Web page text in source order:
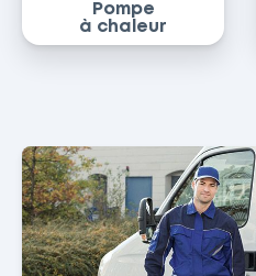
Pompe
à chaleur